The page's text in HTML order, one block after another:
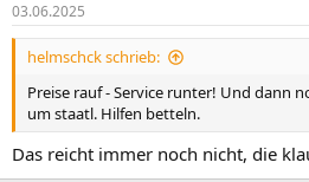
03.06.2025
helmschck schrieb:
Preise rauf - Service runter! Und dann
um staatl. Hilfen betteln.
Das reicht immer noch nicht, die